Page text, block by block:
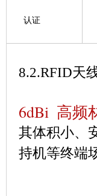
认证
8.2.RFID天
6dBi 高频
其体积小、
持机等终端